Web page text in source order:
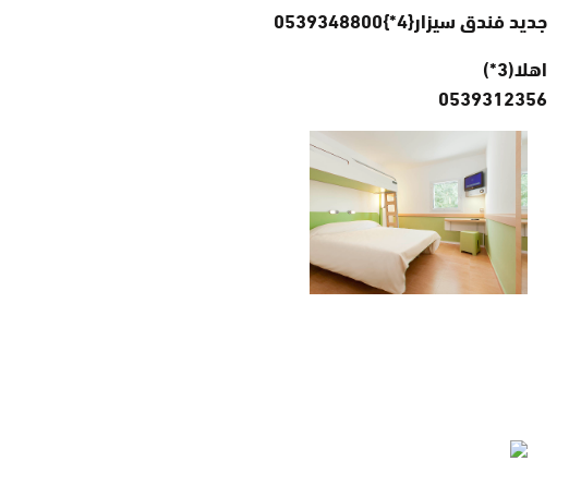
جديدفندق سيزار{4*}0539348800
اهلا(3*)
0539312356